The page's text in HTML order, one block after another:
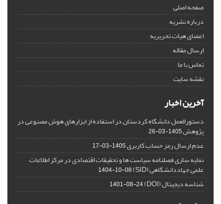
صفحه اصلی
درباره نشریه
اعضای هیات تحریریه
ارسال مقاله
تماس با ما
نقشه سایت
آخرین اخبار
دستورالعمل دانشگاه کردستان در استفاده از ابزارهای هوش مصنوعی در
پژوهش1405-03-26
عدم ارسال رمز حساب کاربری1405-03-17
نمایه سازی فصلنامه سیاست ها و تحقیقات اقتصادی در مرکز اطلاعات
علمی جهاددانشگاهی (SID) 1404-10-08
شناسه دیجیتال (DOI) 1401-08-24